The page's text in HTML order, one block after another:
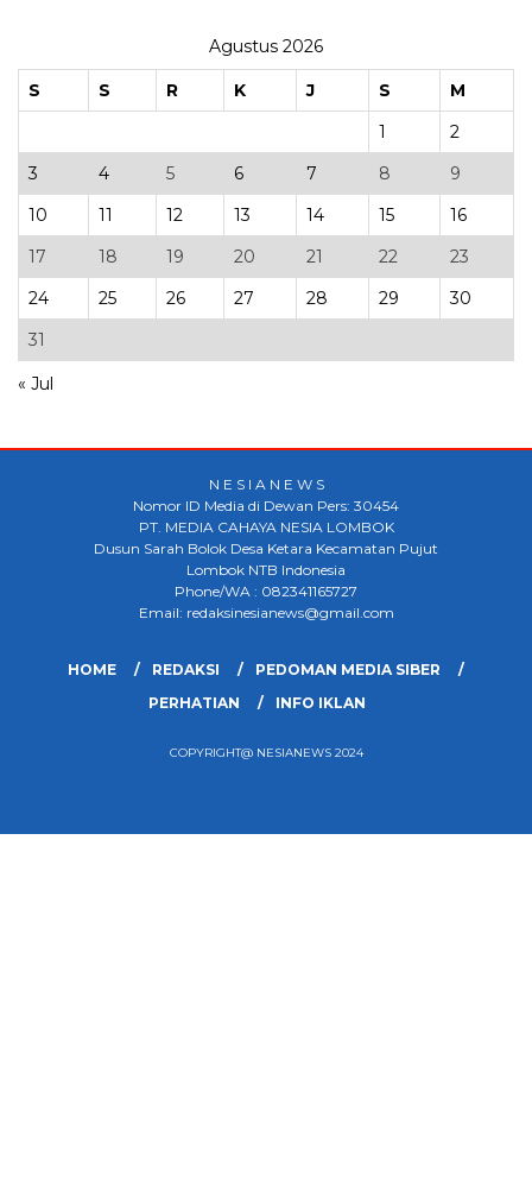
Agustus 2026
S S R K J S
M
1
2
3
4 5 6 7 8
9
10
11 12 13 14 15
16
17
18 19 20 21 22
23
24
25 26 27 28 29
30
31
« Jul
N E S I A N E W S
Nomor ID Media di Dewan Pers: 30454
PT. MEDIA CAHAYA NESIA LOMBOK
Dusun Sarah Bolok Desa Ketara Kecamatan Pujut
Lombok NTB Indonesia
Phone/WA : 082341165727
Email: redaksinesianews@gmail.com
HOME REDAKSI
PEDOMAN MEDIA SIBER
PERHATIAN
INFO IKLAN
COPYRIGHT@ NESIANEWS 2024